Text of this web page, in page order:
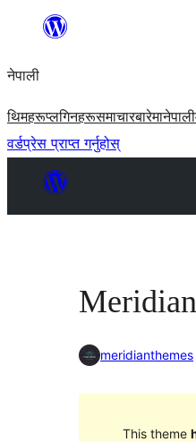
सामग्रीमा
नेपाली
थिमहरूप्लगिनहरूसमाचारबारेमा
वर्डप्रेस प्राप्त गर्नुहोस्
meridianthemes
This theme